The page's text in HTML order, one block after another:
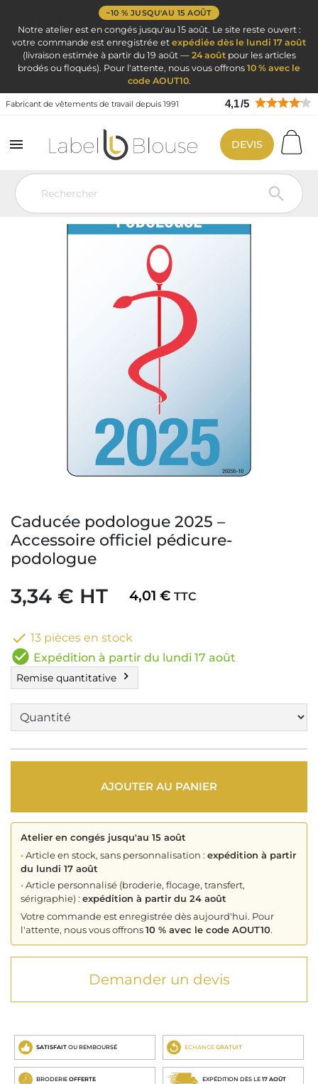
−10 % JUSQU'AU 15 AOÛT
Notre atelier est en congés jusqu'au 15 août. Le site reste ouvert :
votre commande est enregistrée et expédiée dès le lundi 17 août
(livraison estimée à partir du 19 août — 24 aoûtpour les articles
brodés ou floqués). Pour l'attente, nous vous offrons 10 % avec le
code AOUT10.
Fabricant de vêtements de travail depuis 1991 4,1/5


DEVIS
Vêtement de travail
Ciseaux infirmière pince Kocher et accessoires
Caducée podologue 2025 –
Accessoire officiel pédicure-
podologue
3,34 € HT 4,01 € TTC
 13 pièces en stock
check_circle Expédition à partir du lundi 17 août
Remise quantitative chevron_right
AJOUTER AU PANIER
Atelier en congés jusqu'au 15 août
•Article en stock, sans personnalisation : expédition à partir
du lundi 17 août
•Article personnalisé (broderie, flocage, transfert,
sérigraphie) : expédition à partir du 24 août
Votre commande est enregistrée dès aujourd'hui. Pour
l'attente, nous vous offrons10 % avec le code AOUT10.
Demander un devis
SATISFAIT OU REMBOURSÉ ECHANGE GRATUIT
BRODERIE OFFERTE EXPÉDITION DÈS LE 17 AOÛT